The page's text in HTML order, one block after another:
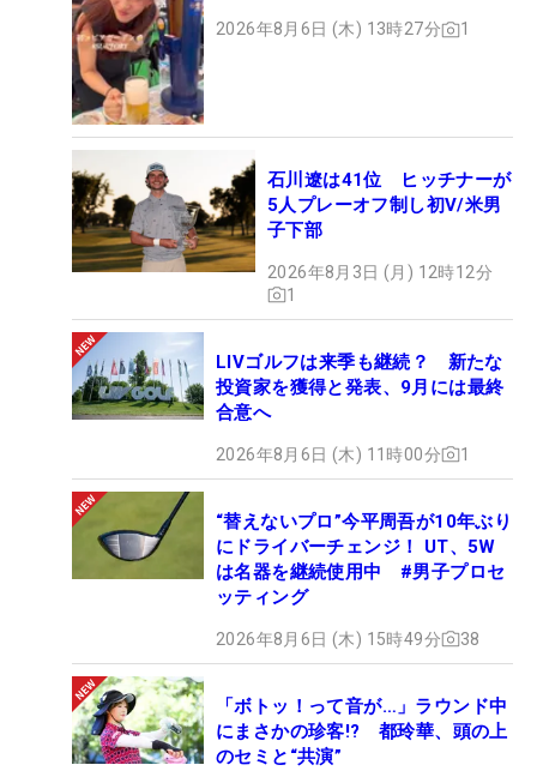
2026年8月6日 (木) 13時27分 1
石川遼は41位 ヒッチナーが
5人プレーオフ制し初V/米男
子下部
2026年8月3日 (月) 12時12分
1
LIVゴルフは来季も継続？ 新たな
投資家を獲得と発表、9月には最終
合意へ
2026年8月6日 (木) 11時00分 1
“替えないプロ”今平周吾が10年ぶり
にドライバーチェンジ！ UT、5W
は名器を継続使用中 #男子プロセ
ッティング
2026年8月6日 (木) 15時49分 38
「ボトッ！って音が…」ラウンド中
にまさかの珍客!? 都玲華、頭の上
のセミと“共演”